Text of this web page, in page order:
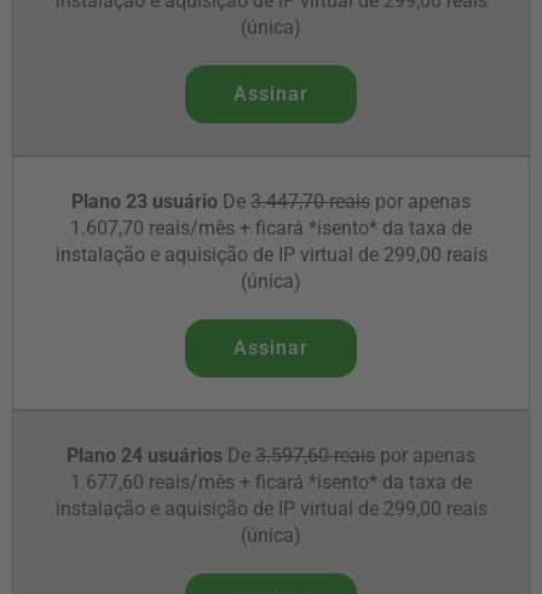
(única)
Assinar
Plano 23 usuário De 3.447,70 reais por apenas
1.607,70 reais/mês + ficará *isento* da taxa de
instalação e aquisição de IP virtual de 299,00 reais
(única)
Assinar
Plano 24 usuários De 3.597,60 reais por apenas
1.677,60 reais/mês + ficará *isento* da taxa de
instalação e aquisição de IP virtual de 299,00 reais
(única)